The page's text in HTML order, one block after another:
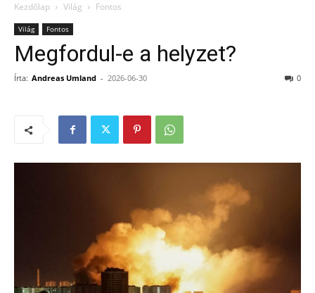
Kezdőlap Világ Fontos
Világ Fontos
Megfordul-e a helyzet?
Írta: Andreas Umland - 2026-06-30 0